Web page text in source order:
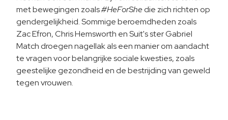
met bewegingen zoals#HeForShedie zich richten op
gendergelijkheid. Sommige beroemdheden zoals
Zac Efron, Chris Hemsworth en Suit's ster Gabriel
Match droegen nagellak als een manier om aandacht
te vragen voor belangrijke sociale kwesties, zoals
geestelijke gezondheid en de bestrijding van geweld
tegen vrouwen.